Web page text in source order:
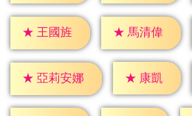
★ 王國旌 ★ 馬清偉
★ 亞莉安娜 ★ 康凱